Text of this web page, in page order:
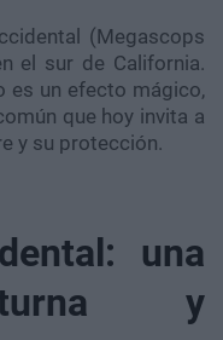
(Megascops
el sur de California.
es un efecto mágico,
que hoy invita a
y su protección.
una
y